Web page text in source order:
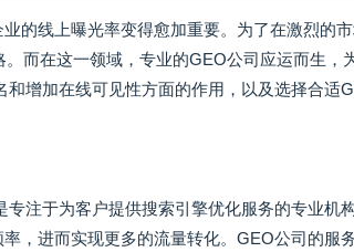
的线上曝光率变得愈加重要。为了在激烈的
而在这一领域，专业的GEO公司应运而生，
增加在线可见性方面的作用，以及选择合适
注于为客户提供搜索引擎优化服务的专业机
，进而实现更多的流量转化。GEO公司的服